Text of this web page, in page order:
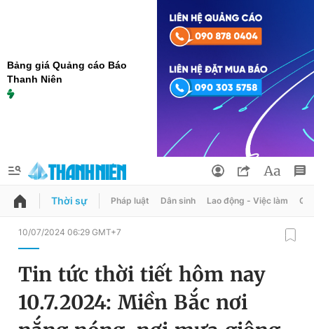
Bảng giá Quảng cáo Báo
Thanh Niên
QUẢNG CÁO
Chuyên mục
Đổi mật khẩu
Tin đã lưu
Thời sự Pháp luật Dân sinh Lao động - Việc làm
10/07/2024 06:29 GMT+7
Tin tức thời tiết hôm nay
10.7.2024: Miền Bắc nơi